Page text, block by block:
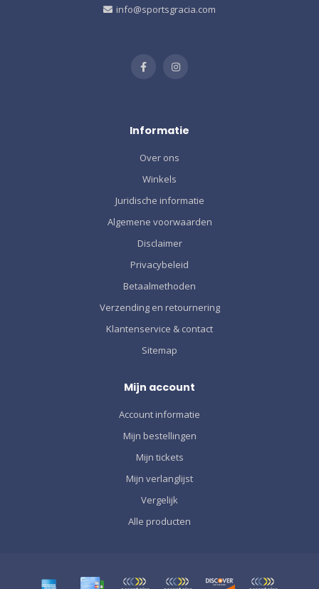
info@sportsgracia.com
Informatie
Over ons
Winkels
Juridische informatie
Algemene voorwaarden
Disclaimer
Privacybeleid
Betaalmethoden
Verzending en retournering
Klantenservice & contact
Sitemap
Mijn account
Account informatie
Mijn bestellingen
Mijn tickets
Mijn verlanglijst
Vergelijk
Alle producten